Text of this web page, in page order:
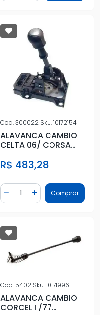
Cod.300022 Sku.10172154
ALAVANCA CAMBIO
CELTA 06/ CORSA
R$ 483,28
Diminuir Quantidade
Quantidade
AdicionarComprar
Cod. 5402 Sku.10171996
ALAVANCA CAMBIO
CORCEL I /77